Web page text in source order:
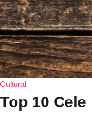
Cultural
Top 10